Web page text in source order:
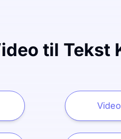
til Tekst